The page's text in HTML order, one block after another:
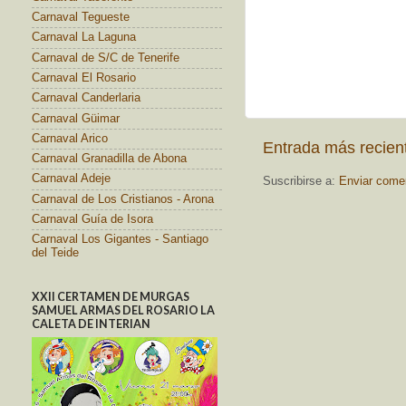
Entrada más
Suscribirse a: Enviar
Carnaval Tegueste
Carnaval La Laguna
Carnaval de S/C de Tenerife
Carnaval El Rosario
Carnaval Canderlaria
Carnaval Güimar
Carnaval Arico
Carnaval Granadilla de Abona
Carnaval Adeje
Carnaval de Los Cristianos - Arona
Carnaval Guía de Isora
Carnaval Los Gigantes - Santiago
del Teide
XXII CERTAMEN DE MURGAS
SAMUEL ARMAS DEL ROSARIO LA
CALETA DE INTERIAN